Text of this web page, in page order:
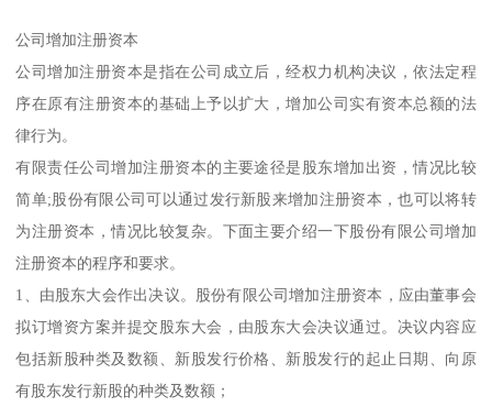
公司增加注册资本
公司增加注册资本是指在公司成立后，经权力机构决议，依法定程
序在原有注册资本的基础上予以扩大，增加公司实有资本总额的法
律行为。
有限责任公司增加注册资本的主要途径是股东增加出资，情况比较
简单;股份有限公司可以通过发行新股来增加注册资本，也可以将转
为注册资本，情况比较复杂。下面主要介绍一下股份有限公司增加
注册资本的程序和要求。
1、由股东大会作出决议。股份有限公司增加注册资本，应由董事会
拟订增资方案并提交股东大会，由股东大会决议通过。决议内容应
包括新股种类及数额、新股发行价格、新股发行的起止日期、向原
有股东发行新股的种类及数额；